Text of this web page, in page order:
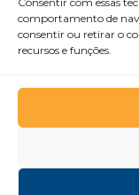
comportamento de
consentir ou retirar o
recursos e funções.
Data de
Fim: